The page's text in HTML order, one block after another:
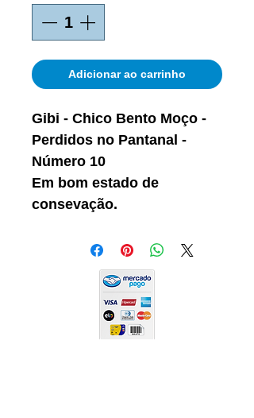
Adicionar ao carrinho
Gibi - Chico Bento Moço -
Perdidos no Pantanal -
Número 10
Em bom estado de
consevação.